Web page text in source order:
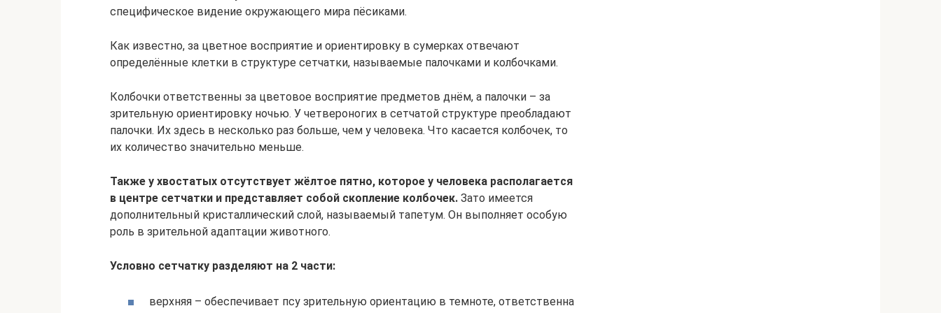
специфическое видение окружающего мира пёсиками.
Как известно, за цветное восприятие и ориентировку в сумерках отвечают
определённые клетки в структуре сетчатки, называемые палочками и колбочками.
Колбочки ответственны за цветовое восприятие предметов днём, а палочки – за
зрительную ориентировку ночью. У четвероногих в сетчатой структуре преобладают
палочки. Их здесь в несколько раз больше, чем у человека. Что касается колбочек, то
их количество значительно меньше.
Также у хвостатых отсутствует жёлтое пятно, которое у человека располагается
в центре сетчатки и представляет собой скопление колбочек. Зато имеется
дополнительный кристаллический слой, называемый тапетум. Он выполняет особую
роль в зрительной адаптации животного.
Условно сетчатку разделяют на 2 части:
верхняя – обеспечивает псу зрительную ориентацию в темноте, ответственна